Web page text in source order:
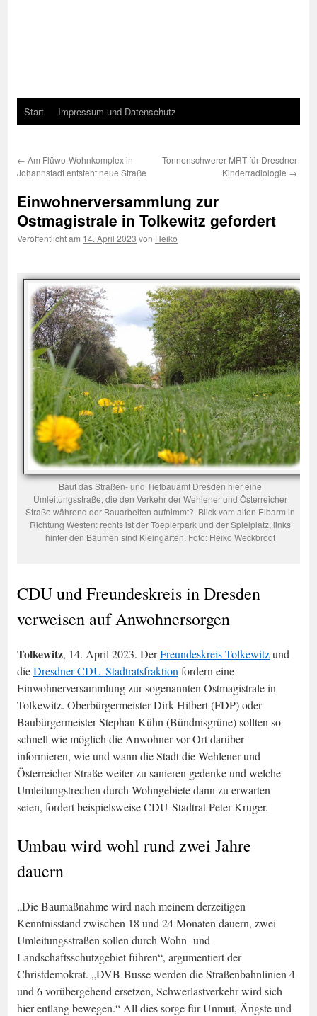
Start Impressum und Datenschutz
← Am Flüwo-Wohnkomplex in
Johannstadt entsteht neue Straße
Tonnenschwerer MRT für Dresdner
Kinderradiologie →
Einwohnerversammlung zur
Ostmagistrale in Tolkewitz gefordert
Veröffentlicht am 14. April 2023 von Heiko
Baut das Straßen- und Tiefbauamt Dresden hier eine
Umleitungsstraße, die den Verkehr der Wehlener und Österreicher
Straße während der Bauarbeiten aufnimmt?. Blick vom alten Elbarm in
Richtung Westen: rechts ist der Toeplerpark und der Spielplatz, links
hinter den Bäumen sind Kleingärten. Foto: Heiko Weckbrodt
CDU und Freundeskreis in Dresden
verweisen auf Anwohnersorgen
Tolkewitz, 14. April 2023. DerFreundeskreis Tolkewitzund
dieDresdner CDU-Stadtratsfraktion fordern eine
Einwohnerversammlung zur sogenannten Ostmagistrale in
Tolkewitz. Oberbürgermeister Dirk Hilbert (FDP) oder
Baubürgermeister Stephan Kühn (Bündnisgrüne) sollten so
schnell wie möglich die Anwohner vor Ort darüber
informieren, wie und wann die Stadt die Wehlener und
Österreicher Straße weiter zu sanieren gedenke und welche
Umleitungstrechen durch Wohngebiete dann zu erwarten
seien, fordert beispielsweise CDU-Stadtrat Peter Krüger.
Umbau wird wohl rund zwei Jahre
dauern
„Die Baumaßnahme wird nach meinem derzeitigen
Kenntnisstand zwischen 18 und 24 Monaten dauern, zwei
Umleitungsstraßen sollen durch Wohn- und
Landschaftsschutzgebiet führen“, argumentiert der
Christdemokrat. „DVB-Busse werden die Straßenbahnlinien 4
und 6 vorübergehend ersetzen, Schwerlastverkehr wird sich
hier entlang bewegen.“ All dies sorge für Unmut, Ängste und